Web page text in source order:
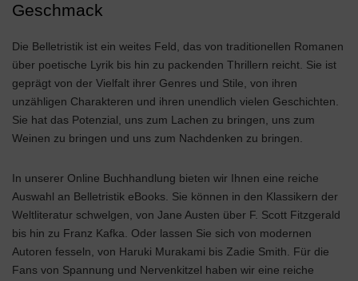
Geschmack
Die Belletristik ist ein weites Feld, das von traditionellen Romanen
über poetische Lyrik bis hin zu packenden Thrillern reicht. Sie ist
geprägt von der Vielfalt ihrer Genres und Stile, von ihren
unzähligen Charakteren und ihren unendlich vielen Geschichten.
Sie hat das Potenzial, uns zum Lachen zu bringen, uns zum
Weinen zu bringen und uns zum Nachdenken zu bringen.
In unserer Online Buchhandlung bieten wir Ihnen eine reiche
Auswahl an Belletristik eBooks. Sie können in den Klassikern der
Weltliteratur schwelgen, von Jane Austen über F. Scott Fitzgerald
bis hin zu Franz Kafka. Oder lassen Sie sich von modernen
Autoren fesseln, von Haruki Murakami bis Zadie Smith. Für die
Fans von Spannung und Nervenkitzel haben wir eine reiche